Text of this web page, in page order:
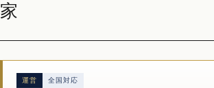
家
運営 全国対応